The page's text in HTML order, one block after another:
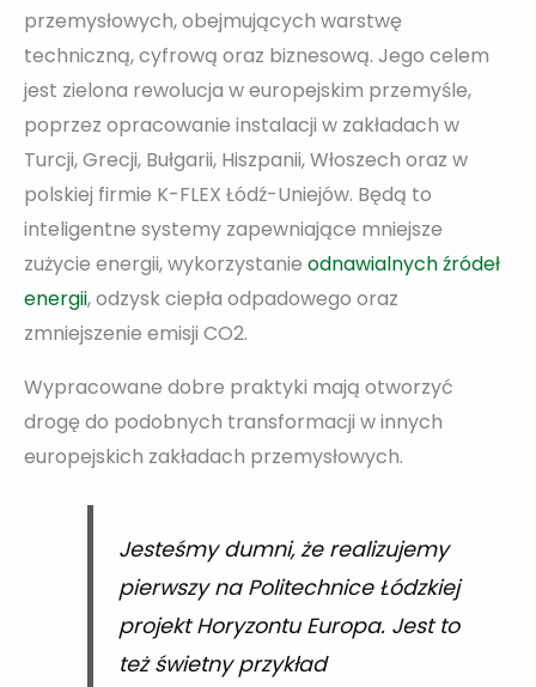
przemysłowych, obejmujących warstwę
techniczną, cyfrową oraz biznesową. Jego celem
jest zielona rewolucja w europejskim przemyśle,
poprzez opracowanie instalacji w zakładach w
Turcji, Grecji, Bułgarii, Hiszpanii, Włoszech oraz w
polskiej firmie K-FLEX Łódź-Uniejów. Będą to
inteligentne systemy zapewniające mniejsze
zużycie energii, wykorzystanie odnawialnych źródeł
energii, odzysk ciepła odpadowego oraz
zmniejszenie emisji CO2.
Wypracowane dobre praktyki mają otworzyć
drogę do podobnych transformacji w innych
europejskich zakładach przemysłowych.
Jesteśmy dumni, że realizujemy
pierwszy na Politechnice Łódzkiej
projekt Horyzontu Europa. Jest to
też świetny przykład